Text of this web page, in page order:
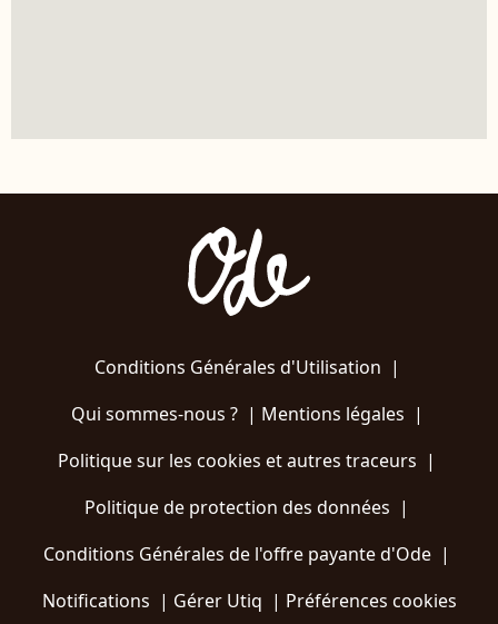
Conditions Générales d'Utilisation |
Qui sommes-nous ?| Mentions légales |
Politique sur les cookies et autres traceurs |
Politique de protection des données |
Conditions Générales de l'offre payante d'Ode |
Notifications | Gérer Utiq | Préférences cookies